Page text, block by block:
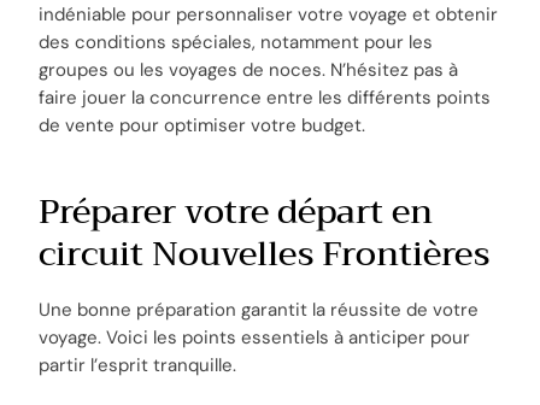
indéniable pour personnaliser votre voyage et obtenir
des conditions spéciales, notamment pour les
groupes ou les voyages de noces. N’hésitez pas à
faire jouer la concurrence entre les différents points
de vente pour optimiser votre budget.
Préparer votre départ en
circuit Nouvelles Frontières
Une bonne préparation garantit la réussite de votre
voyage. Voici les points essentiels à anticiper pour
partir l’esprit tranquille.